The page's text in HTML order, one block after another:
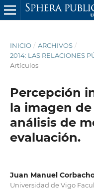
INICIO / ARCHIVOS /
2014: LAS RELACIONES
Artículos
Percepción
la imagen
análisis de
evaluación.
Juan Manuel
Universidad de Vigo